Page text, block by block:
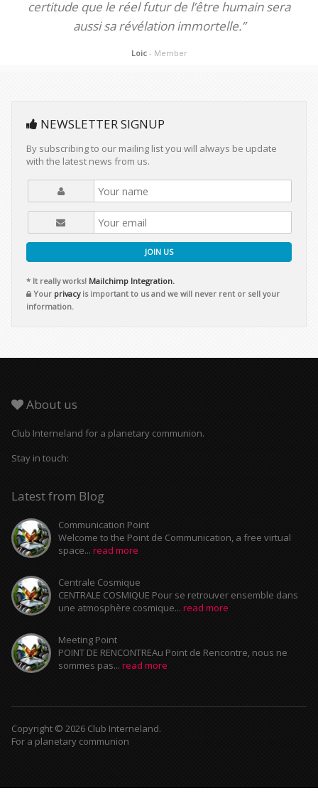
certitude que le réel futur de l’être humain sera
aussi sa révélation immortelle.”
Loic - Member
NEWSLETTER SIGNUP
By subscribing to our mailing list you will always be update
with the latest news from us.
JOIN US
* It really works! Mailchimp Integration.
Your privacyis important to us and we will never rent or sell your
information.
About us
Club Interneland for a planetary communion.
Stay in touch:
Latest from Blog
Communication Point
Welcome to the Point de Communication, a free virtual
space... read more
Centrale Cosmique
CENTRALE COSMIQUE Pour se retrouver ensemble dans
une atmosphère cosmique... read more
Meeting Point
POINT DE RENCONTREAu Point de Rencontre, nous ne
sommes pas... read more
Copyright © 2026 Club Interneland.
For a planetary communion